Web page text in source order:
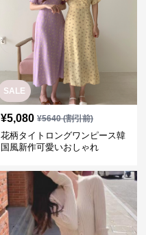
SALE
¥5,080 ¥5640(割引前)
花柄タイトロングワンピース韓
国風新作可愛いおしゃれ